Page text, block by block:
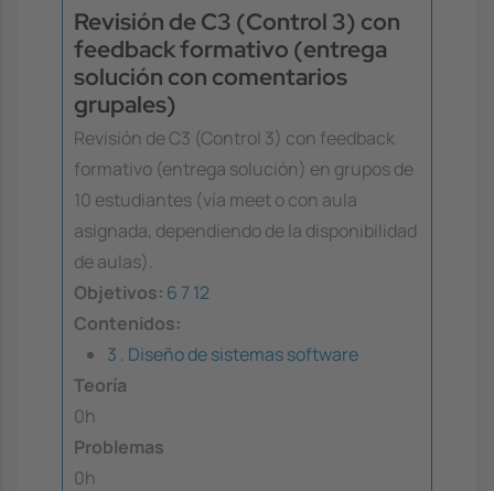
Revisión de C3 (Control 3) con
feedback formativo (entrega
solución con comentarios
grupales)
Revisión de C3 (Control 3) con feedback
formativo (entrega solución) en grupos de
10 estudiantes (vía meet o con aula
asignada, dependiendo de la disponibilidad
de aulas).
Objetivos: 6 7 12
Contenidos:
3 . Diseño de sistemas software
Teoría
0h
Problemas
0h